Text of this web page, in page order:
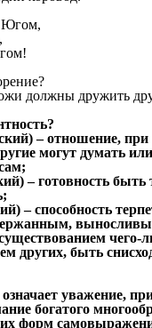
Югом,
должны дружить
– отношение,
могут думать
– готовность
– способность
чего-
других, быть
уважение,
богатого
форм